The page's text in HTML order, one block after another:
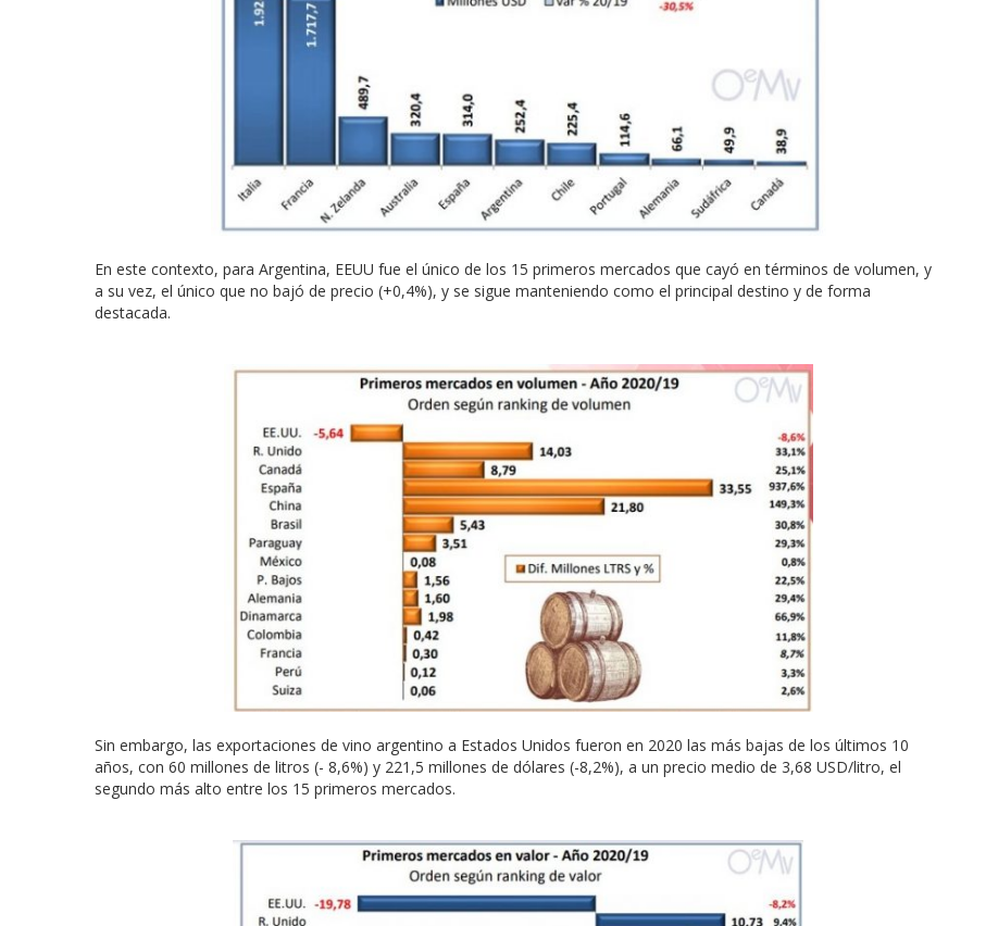
En este contexto, para Argentina, EEUU fue el único de los 15 primeros mercados que cayó en términos de volumen, y
a su vez, el único que no bajó de precio (+0,4%), y se sigue manteniendo como el principal destino y de forma
destacada.
Sin embargo, las exportaciones de vino argentino a Estados Unidos fueron en 2020 las más bajas de los últimos 10
años, con 60 millones de litros (- 8,6%) y 221,5 millones de dólares (-8,2%), a un precio medio de 3,68 USD/litro, el
segundo más alto entre los 15 primeros mercados.